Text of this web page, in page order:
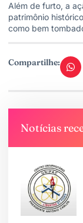
Além de furto, a
patrimônio
como bem
Compartilhe:
Notícias